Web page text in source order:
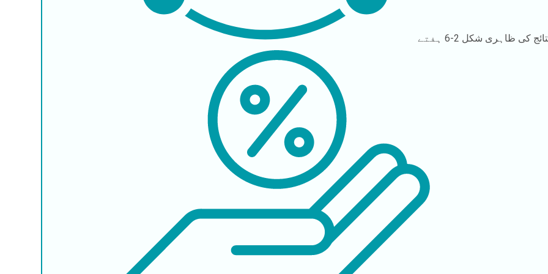
کی ظاہری شکل 2-6 ہفتے